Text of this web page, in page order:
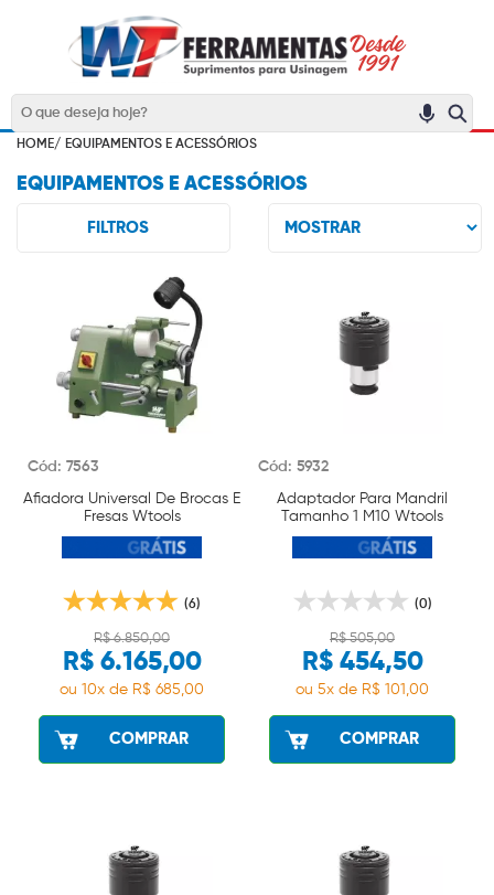
HOME/ EQUIPAMENTOS E ACESSÓRIOS
EQUIPAMENTOS E ACESSÓRIOS
FILTROS
Cód: 7563
Afiadora Universal De Brocas E
Fresas Wtools
(6)
R$ 6.850,00
R$ 6.165,00
ou 10x de R$ 685,00
COMPRAR
Cód: 5932
Adaptador Para Mandril
Tamanho 1 M10 Wtools
(0)
R$ 505,00
R$ 454,50
ou 5x de R$ 101,00
COMPRAR